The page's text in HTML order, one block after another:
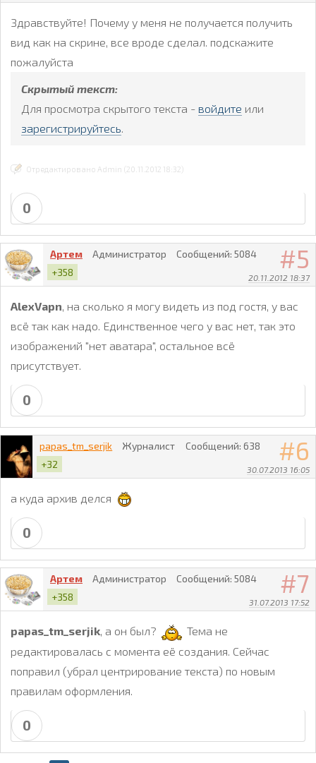
Здравствуйте! Почему у меня не получается получить
вид как на скрине, все вроде сделал. подскажите
пожалуйста
Скрытый текст:
Для просмотра скрытого текста - войдите или
зарегистрируйтесь.
Отредактировано Admin (20.11.2012 18:32)
0
5
20.11.2012 18:37
Артем Администратор Сообщений: 5084
+358
AlexVapn , на сколько я могу видеть из под гостя, у вас
всё так как надо. Единственное чего у вас нет, так это
изображений "нет аватара", остальное всё
присутствует.
0
6
30.07.2013 16:05
papas_tm_serjik Журналист Сообщений: 638
+32
а куда архив делся
0
7
31.07.2013 17:52
Артем Администратор Сообщений: 5084
+358
papas_tm_serjik, а он был?
Тема не
редактировалась с момента её создания. Сейчас
поправил (убрал центрирование текста) по новым
правилам оформления.
0